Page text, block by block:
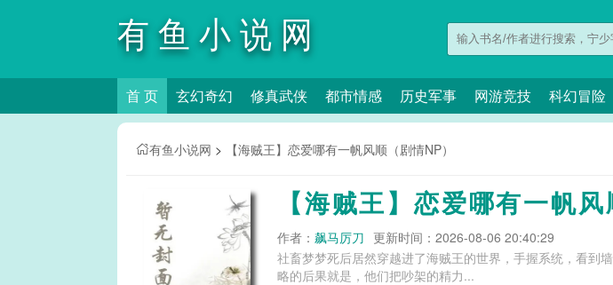
有鱼小说网
首 页 玄幻奇幻 修真武侠 都市情感 历史军事 网游竞技 科幻冒险
有鱼小说网 > 【海贼王】恋爱哪有一帆风顺（剧情NP）
【海贼王】恋爱哪有一帆风
作者： 飙马厉刀 更新时间：2026-08-06 20:40:29
社畜梦梦死后居然穿越进了海贼王的世界，手握系统，看到
略的后果就是，他们把吵架的精力...